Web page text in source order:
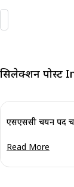
सिलेक्शन पोस्ट
एसएससी चयन पद
Read More